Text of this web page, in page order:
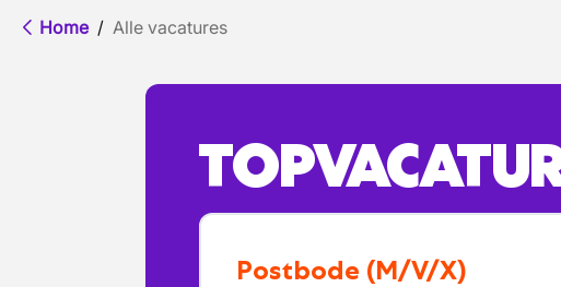
Home / Alle vacatures
Postbode (M/V/X)